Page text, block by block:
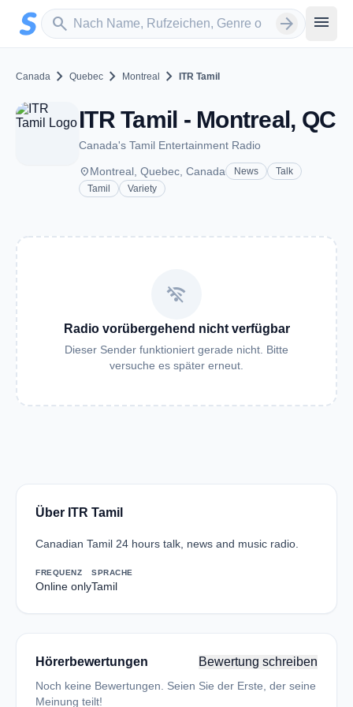
Zum Hauptinhalt springen
search
Sender suchen arrow_forward menu
Canada chevron_right Quebec chevron_right Montreal chevron_right ITR Tamil
ITR Tamil - Montreal, QC
Canada's Tamil Entertainment Radio
placeMontreal, Quebec, Canada News
Talk
Tamil
Variety
wifi_off
Radio vorübergehend nicht verfügbar
Dieser Sender funktioniert gerade nicht. Bitte
versuche es später erneut.
Über ITR Tamil
Canadian Tamil 24 hours talk, news and music radio.
FREQUENZ
Online only
SPRACHE
Tamil
Hörerbewertungen Bewertung schreiben
Noch keine Bewertungen. Seien Sie der Erste, der seine
Meinung teilt!